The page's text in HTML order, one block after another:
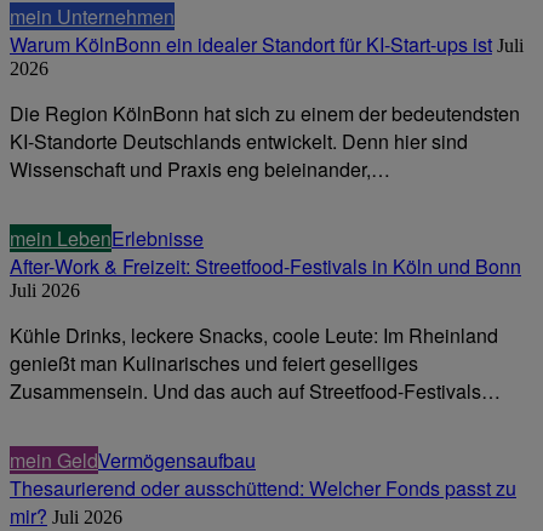
mein Unternehmen
Warum KölnBonn ein idealer Standort für KI-Start-ups ist Juli
2026
Die Region KölnBonn hat sich zu einem der bedeutendsten
KI-Standorte Deutschlands entwickelt. Denn hier sind
Wissenschaft und Praxis eng beieinander,…
mein LebenErlebnisse
After-Work & Freizeit: Streetfood-Festivals in Köln und Bonn
Juli 2026
Kühle Drinks, leckere Snacks, coole Leute: Im Rheinland
genießt man Kulinarisches und feiert geselliges
Zusammensein. Und das auch auf Streetfood-Festivals…
mein GeldVermögensaufbau
Thesaurierend oder ausschüttend: Welcher Fonds passt zu
mir? Juli 2026